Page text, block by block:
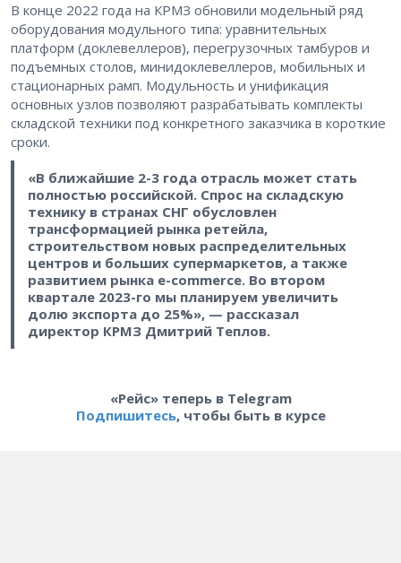
В конце 2022 года на КРМЗ обновили модельный ряд
оборудования модульного типа: уравнительных
платформ (доклевеллеров), перегрузочных тамбуров и
подъемных столов, минидоклевеллеров, мобильных и
стационарных рамп. Модульность и унификация
основных узлов позволяют разрабатывать комплекты
складской техники под конкретного заказчика в короткие
сроки.
«В ближайшие 2-3 года отрасль может стать
полностью российской. Спрос на складскую
технику в странах СНГ обусловлен
трансформацией рынка ретейла,
строительством новых распределительных
центров и больших супермаркетов, а также
развитием рынка e-commerce. Во втором
квартале 2023-го мы планируем увеличить
долю экспорта до 25%», — рассказал
директор КРМЗ Дмитрий Теплов.
«Рейс» теперь в Telegram
Подпишитесь, чтобы быть в курсе